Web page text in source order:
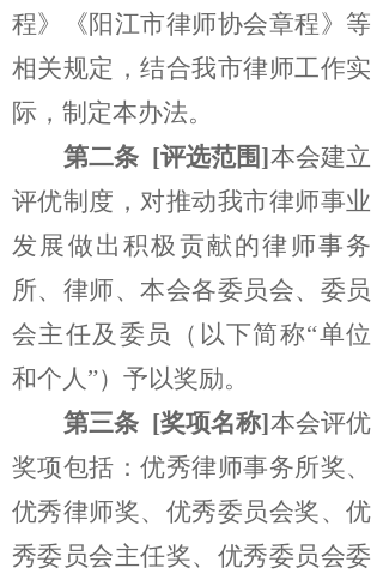
程》《阳江市律师协会章程》等
相关规定，结合我市律师工作实
际，制定本办法。
第二条 [评选范围]本会建立
评优制度，对推动我市律师事业
发展做出积极贡献的律师事务
所、律师、本会各委员会、委员
会主任及委员（以下简称“单位
和个人”）予以奖励。
第三条 [奖项名称]本会评优
奖项包括：优秀律师事务所奖、
优秀律师奖、优秀委员会奖、优
秀委员会主任奖、优秀委员会委